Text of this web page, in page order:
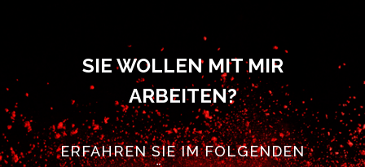
SIE WOLLEN MIT MIR
ARBEITEN?
ERFAHREN SIE IM FOLGENDEN